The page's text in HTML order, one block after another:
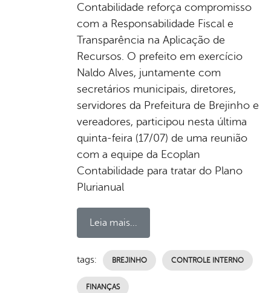
Contabilidade reforça compromisso
com a Responsabilidade Fiscal e
Transparência na Aplicação de
Recursos. O prefeito em exercício
Naldo Alves, juntamente com
secretários municipais, diretores,
servidores da Prefeitura de Brejinho e
vereadores, participou nesta última
quinta-feira (17/07) de uma reunião
com a equipe da Ecoplan
Contabilidade para tratar do Plano
Plurianual
Leia mais...
tags: BREJINHO CONTROLE INTERNO
FINANÇAS